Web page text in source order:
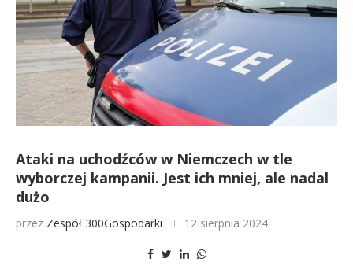
Ataki na uchodźców w Niemczech w tle
wyborczej kampanii. Jest ich mniej, ale nadal
dużo
przez Zespół 300Gospodarki 12 sierpnia 2024